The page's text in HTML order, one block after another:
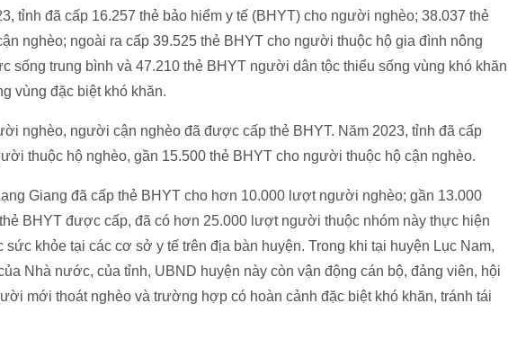
tỉnh đã cấp 16.257 thẻ bảo hiểm y tế (BHYT) cho người nghèo; 38.037 thẻ
nghèo; ngoài ra cấp 39.525 thẻ BHYT cho người thuộc hộ gia đình nông
sống trung bình và 47.210 thẻ BHYT người dân tộc thiểu sống vùng khó khăn
vùng đặc biệt khó khăn.
nghèo, người cận nghèo đã được cấp thẻ BHYT. Năm 2023, tỉnh đã cấp
thuộc hộ nghèo, gần 15.500 thẻ BHYT cho người thuộc hộ cận nghèo.
Giang đã cấp thẻ BHYT cho hơn 10.000 lượt người nghèo; gần 13.000
BHYT được cấp, đã có hơn 25.000 lượt người thuộc nhóm này thực hiện
sức khỏe tại các cơ sở y tế trên địa bàn huyện. Trong khi tại huyện Lục Nam,
Nhà nước, của tỉnh, UBND huyện này còn vận động cán bộ, đảng viên, hội
mới thoát nghèo và trường hợp có hoàn cảnh đặc biệt khó khăn, tránh tái